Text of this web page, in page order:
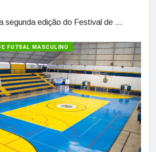
segunda edição do Festival de ...
FUTSAL MASCULINO